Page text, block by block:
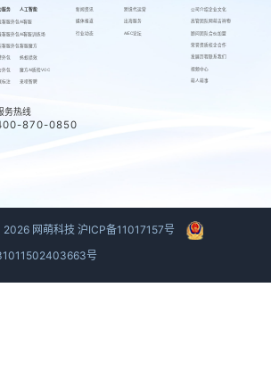
服务
客服外包
客服外包
客服外包
外包
外包
标注
人工智能
AI客服
AI客服训练场
客服魔方
蚂蚁绩效
魔方AI质检VOC
来呗智聘
新闻资讯
媒体报道
行业动态
跨境代运营
出海服务
AIEC论坛
公司介绍
高管团队
顾问团队
荣誉资质
发展历程
视频中心
萌人萌事
企业文化
网萌吉祥物
合伙加盟
校企合作
联系我们
务热线
870-0850
2026 网萌科技 沪ICP备11017157号
号